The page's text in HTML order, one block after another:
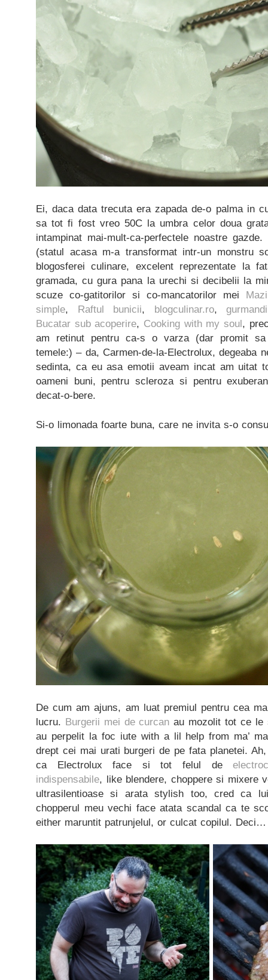
Ei, daca data trecuta era zapada de-o palma in
sa tot fi fost vreo 50C la umbra celor doua
intampinat mai-mult-ca-perfectele noastre
(statul acasa m-a transformat intr-un monstru
blogosferei culinare, excelent reprezentate la
gramada, cu gura pana la urechi si decibelii la
scuze co-gatitorilor si co-mancatorilor mei Mazi
simple, Raftul bunicii, blogculinar.ro,
Bucatar sub acoperire, Cooking with my soul,
am retinut pentru ca-s o varza (dar promit
temele:) – da, Carmen-de-la-Electrolux, degeaba
sedinta, ca eu asa emotii aveam incat am uitat
oameni buni, pentru scleroza si pentru
decat-o-bere.
Si-o limonada foarte buna, care ne invita s-o
De cum am ajuns, am luat premiul pentru cea
lucru. Burgerii mei de curcan au mozolit tot ce le
au perpelit la foc iute with a lil help from ma’
drept cei mai urati burgeri de pe fata planetei.
ca Electrolux face si tot felul de
indispensabile, like blendere, choppere si mixere
ultrasilentioase si arata stylish too, cred ca
chopperul meu vechi face atata scandal ca te
either maruntit patrunjelul, or culcat copilul.